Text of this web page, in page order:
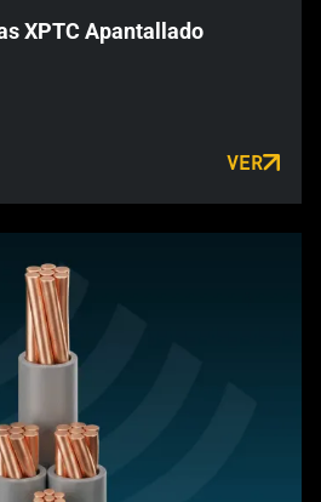
XPTC Apantallado
TAB VER